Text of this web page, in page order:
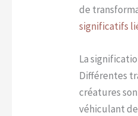
de
significatifs
La
Différentes
créatures
véhiculant